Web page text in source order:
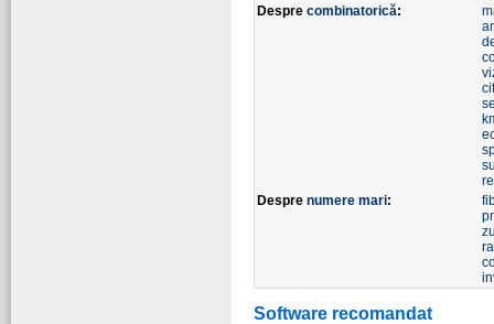
Despre combinatorică:
Despre numere mari:
Software recomandat